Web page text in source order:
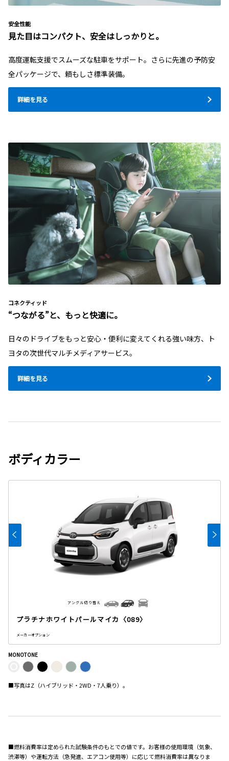
安全性能
見た目はコンパクト、安全はしっかりと。
高度運転支援でスムーズな駐車をサポート。さらに先進の予防安
全パッケージで、頼もしさ標準装備。
詳細を見る
コネクティッド
“つながる”と、もっと快適に。
日々のドライブをもっと安心・便利に変えてくれる強い味方、ト
ヨタの次世代マルチメディアサービス。
詳細を見る
ボディカラー
プラチナホワイトパールマイカ〈089〉
メーカーオプション
アングル切り替え
MONOTONE
■写真はZ（ハイブリッド・2WD・7人乗り）。
■燃料消費率は定められた試験条件のもとでの値です。お客様の使用環境（気象、
渋滞等）や運転方法（急発進、エアコン使用等）に応じて燃料消費率は異なりま